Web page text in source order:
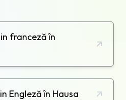
franceză în
Engleză în Hausa